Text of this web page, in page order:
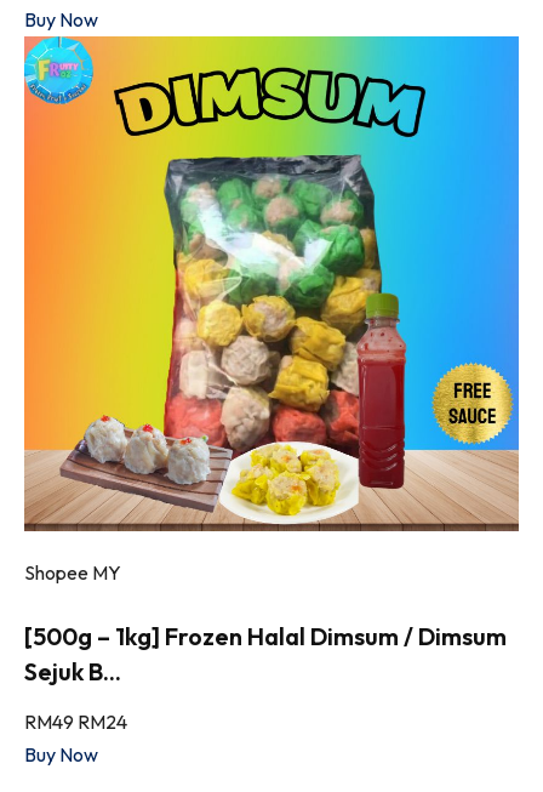
Buy Now
Shopee MY
[500g – 1kg] Frozen Halal Dimsum / Dimsum
Sejuk B...
RM49 RM24
Buy Now